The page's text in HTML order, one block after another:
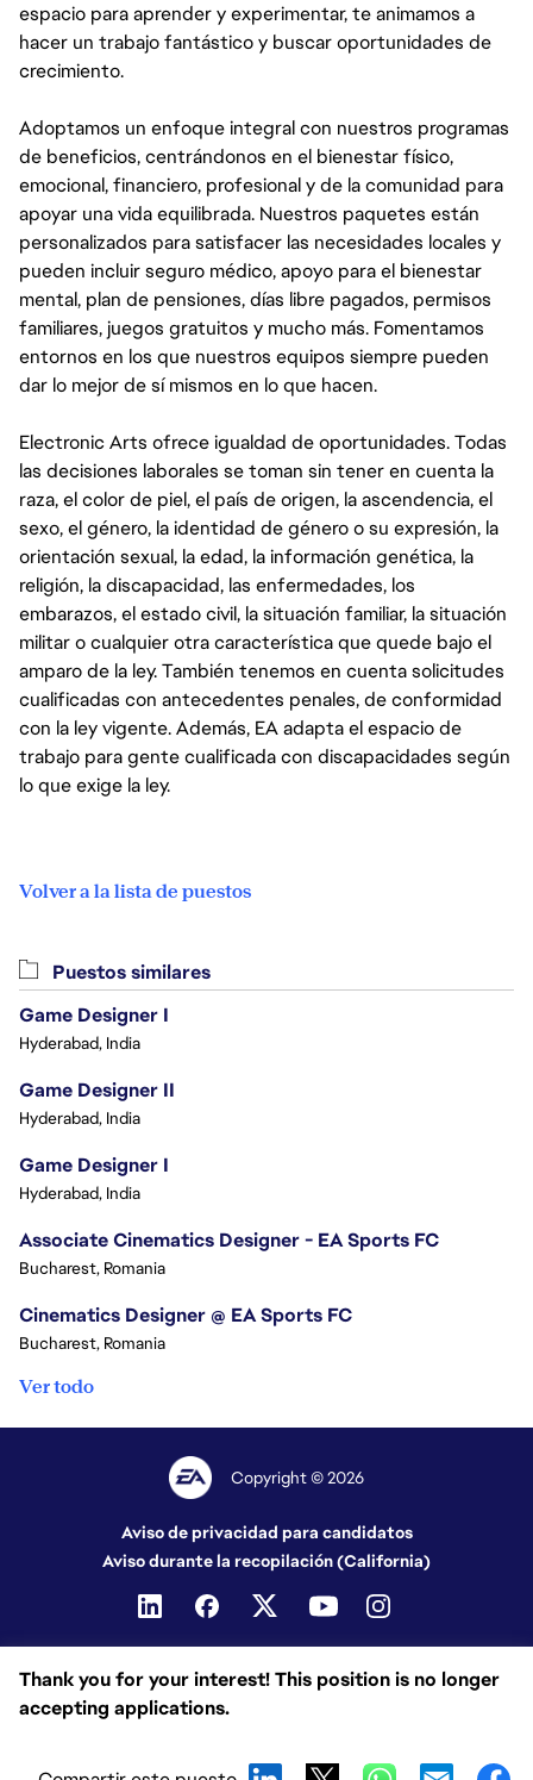
espacio para aprender y experimentar, te animamos a
hacer un trabajo fantástico y buscar oportunidades de
crecimiento.
Adoptamos un enfoque integral con nuestros programas
de beneficios, centrándonos en el bienestar físico,
emocional, financiero, profesional y de la comunidad para
apoyar una vida equilibrada. Nuestros paquetes están
personalizados para satisfacer las necesidades locales y
pueden incluir seguro médico, apoyo para el bienestar
mental, plan de pensiones, días libre pagados, permisos
familiares, juegos gratuitos y mucho más. Fomentamos
entornos en los que nuestros equipos siempre pueden
dar lo mejor de sí mismos en lo que hacen.
Electronic Arts ofrece igualdad de oportunidades. Todas
las decisiones laborales se toman sin tener en cuenta la
raza, el color de piel, el país de origen, la ascendencia, el
sexo, el género, la identidad de género o su expresión, la
orientación sexual, la edad, la información genética, la
religión, la discapacidad, las enfermedades, los
embarazos, el estado civil, la situación familiar, la situación
militar o cualquier otra característica que quede bajo el
amparo de la ley. También tenemos en cuenta solicitudes
cualificadas con antecedentes penales, de conformidad
con la ley vigente. Además, EA adapta el espacio de
trabajo para gente cualificada con discapacidades según
lo que exige la ley.
Volver a la lista de puestos
Thank you for your interest! This position is no longer
accepting applications.
Puestos similares
Game Designer I
Hyderabad, India
Game Designer II
Hyderabad, India
Game Designer I
Hyderabad, India
Associate Cinematics Designer - EA Sports FC
Bucharest, Romania
Cinematics Designer @ EA Sports FC
Bucharest, Romania
Ver todo
Copyright © 2026
Aviso de privacidad para candidatos
Aviso durante la recopilación (California)